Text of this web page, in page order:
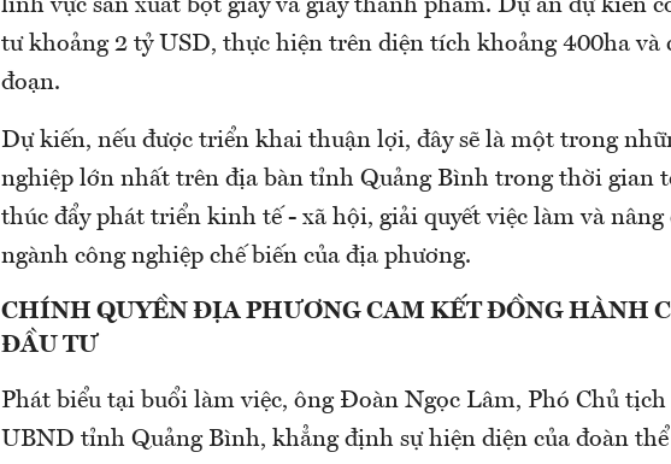
lĩnh vực sản xuất bột giấy và giấy thành phẩm. Dự án dự kiến
tư khoảng 2 tỷ USD, thực hiện trên diện tích khoảng 400ha và
đoạn.
Dự kiến, nếu được triển khai thuận lợi, đây sẽ là một trong
nghiệp lớn nhất trên địa bàn tỉnh Quảng Bình trong thời gian
thúc đẩy phát triển kinh tế - xã hội, giải quyết việc làm và nâng
ngành công nghiệp chế biến của địa phương.
CHÍNH QUYỀN ĐỊA PHƯƠNG CAM KẾT ĐỒNG HÀNH
ĐẦU TƯ
Phát biểu tại buổi làm việc, ông Đoàn Ngọc Lâm, Phó Chủ
UBND tỉnh Quảng Bình, khẳng định sự hiện diện của đoàn